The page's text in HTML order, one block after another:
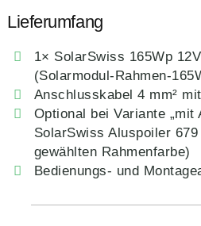
Lieferumfang
1× SolarSwiss 165Wp
(Solarmodul-Rahmen-
Anschlusskabel 4 mm²
Optional bei Variante „mit
SolarSwiss Aluspoiler
gewählten Rahmenfarbe)
Bedienungs- und